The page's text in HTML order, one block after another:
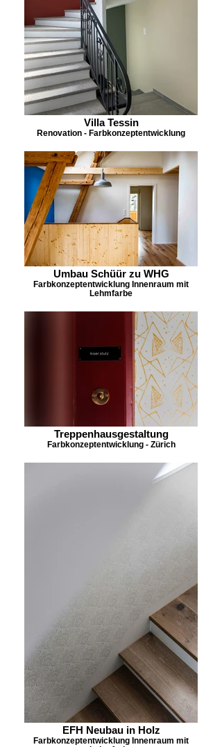
Villa Tessin
Renovation - Farbkonzeptentwicklung
Umbau Schüür zu WHG
Farbkonzeptentwicklung Innenraum mit
Lehmfarbe
Treppenhausgestaltung
Farbkonzeptentwicklung - Zürich
EFH Neubau in Holz
Farbkonzeptentwicklung Innenraum mit